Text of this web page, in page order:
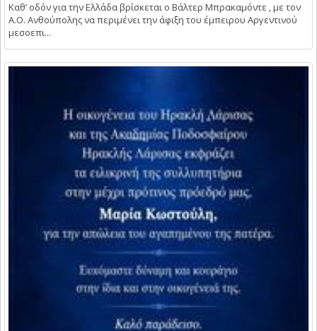
Καθ’ οδόν για την Ελλάδα βρίσκεται ο Βάλτερ Μπρακαμόντε , με τον
Α.Ο. Ανθούπολης να περιμένει την άφιξη του έμπειρου Αργεντινού
μεσοεπι...